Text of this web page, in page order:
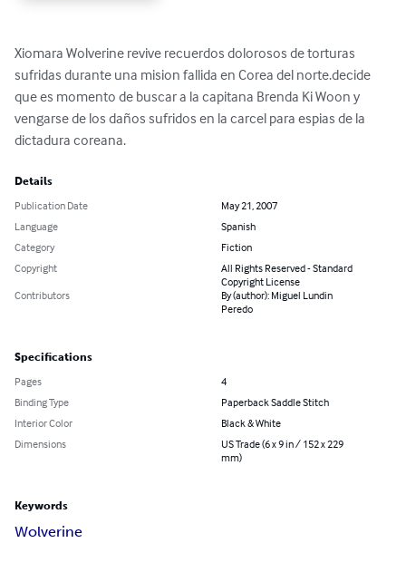
Xiomara Wolverine revive recuerdos dolorosos de torturas
sufridas durante una mision fallida en Corea del norte.decide
que es momento de buscar a la capitana Brenda Ki Woon y
vengarse de los daños sufridos en la carcel para espias de la
dictadura coreana.
Details
Publication Date
May 21, 2007
Language
Spanish
Category
Fiction
Copyright
All Rights Reserved - Standard
Copyright License
Contributors
By (author): Miguel Lundin
Peredo
Specifications
Pages
4
Binding Type
Paperback Saddle Stitch
Interior Color
Black & White
Dimensions
US Trade (6 x 9 in / 152 x 229
mm)
Keywords
Wolverine